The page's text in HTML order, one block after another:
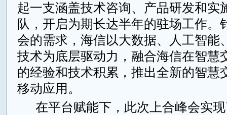
起一支涵盖技术咨询、产品研发和实
队，开启为期长达半年的驻场工作。
会的需求，海信以大数据、人工智能
技术为底层驱动力，融合海信在智慧
的经验和技术积累，推出全新的智慧
移动应用。
在平台赋能下，此次上合峰会实